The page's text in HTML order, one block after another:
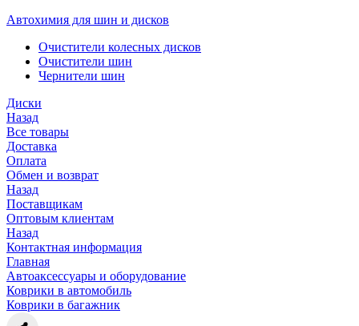
Автохимия для шин и дисков
Очистители колесных дисков
Очистители шин
Чернители шин
Диски
Назад
Все товары
Доставка
Оплата
Обмен и возврат
Назад
Поставщикам
Оптовым клиентам
Назад
Контактная информация
Главная
Автоаксессуары и оборудование
Коврики в автомобиль
Коврики в багажник